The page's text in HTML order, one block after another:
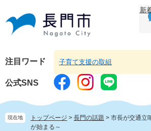
頭
す。
飛
し
本
文
へ
新
注目ワード 子育て支援の取組
公式SNS
現在地 トップページ > 長門の話題 > 市長が交通立
が始まる～